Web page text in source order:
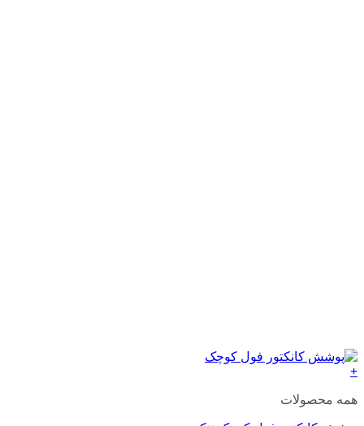
+
همه محصولات